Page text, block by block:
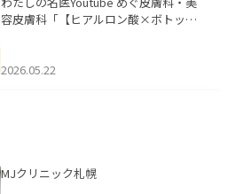
容皮膚科「【ヒアルロン酸×ボトック
た。
2026.05.22
MJクリニック札幌